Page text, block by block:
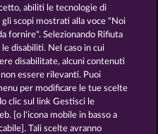
DEMI GODS V
Note legali
abiliti le tecnologie di
scopi mostrati alla voce "Noi
fornire". Selezionando Rifiuta
disabiliti. Nel caso in cui
disabilitate, alcuni contenuti
essere rilevanti. Puoi
per modificare le tue scelte
clic sul link Gestisci le
[o l'icona mobile in basso a
Tali scelte avranno